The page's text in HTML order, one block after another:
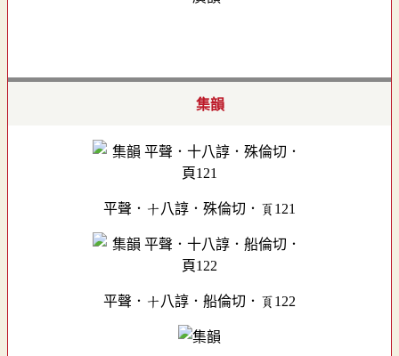
集韻
平聲．十八諄．殊倫切．頁121
平聲．十八諄．船倫切．頁122